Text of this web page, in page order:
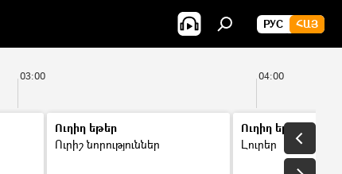
РУС ՀԱՅ
03:00 04:00
Ուղիղ եթեր
Ուրիշ նորություններ
Ուղիղ եթեր
Լուրեր